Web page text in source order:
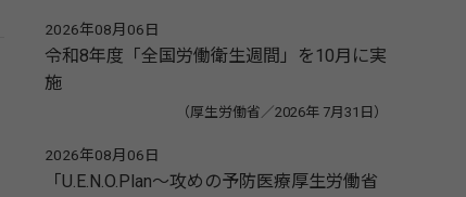
2026年08月06日
令和8年度「全国労働衛生週間」を10月に実
施
（厚生労働省／2026年 7月31日）
2026年08月06日
「U.E.N.O.Plan～攻めの予防医療厚生労働省